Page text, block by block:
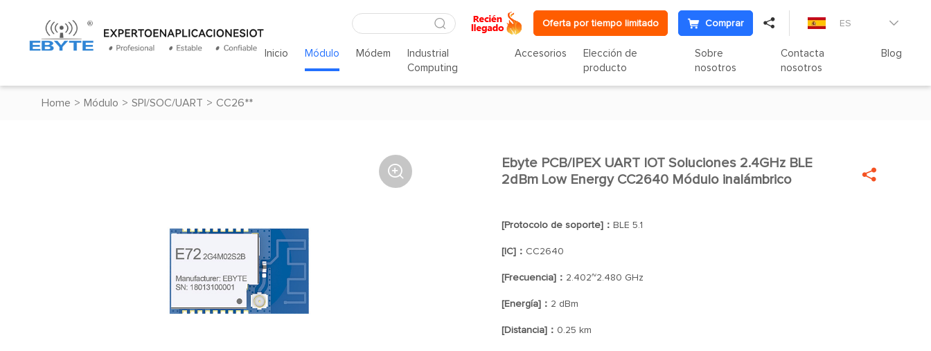
Oferta por tiempo limitado Comprar  ES 
Inicio Módulo Módem
Industrial
Computing
Accesorios
Elección de
producto
Sobre
nosotros
Contacta
nosotros
Blog
Home > Módulo > SPI/SOC/UART > CC26**
 
Ebyte PCB/IPEX UART IOT Soluciones 2.4GHz BLE
2dBm Low Energy CC2640 Módulo inalámbrico

[Protocolo de soporte]： BLE 5.1
[IC]： CC2640
[Frecuencia]： 2.402~2.480 GHz
[Energía]： 2 dBm
[Distancia]： 0.25 km